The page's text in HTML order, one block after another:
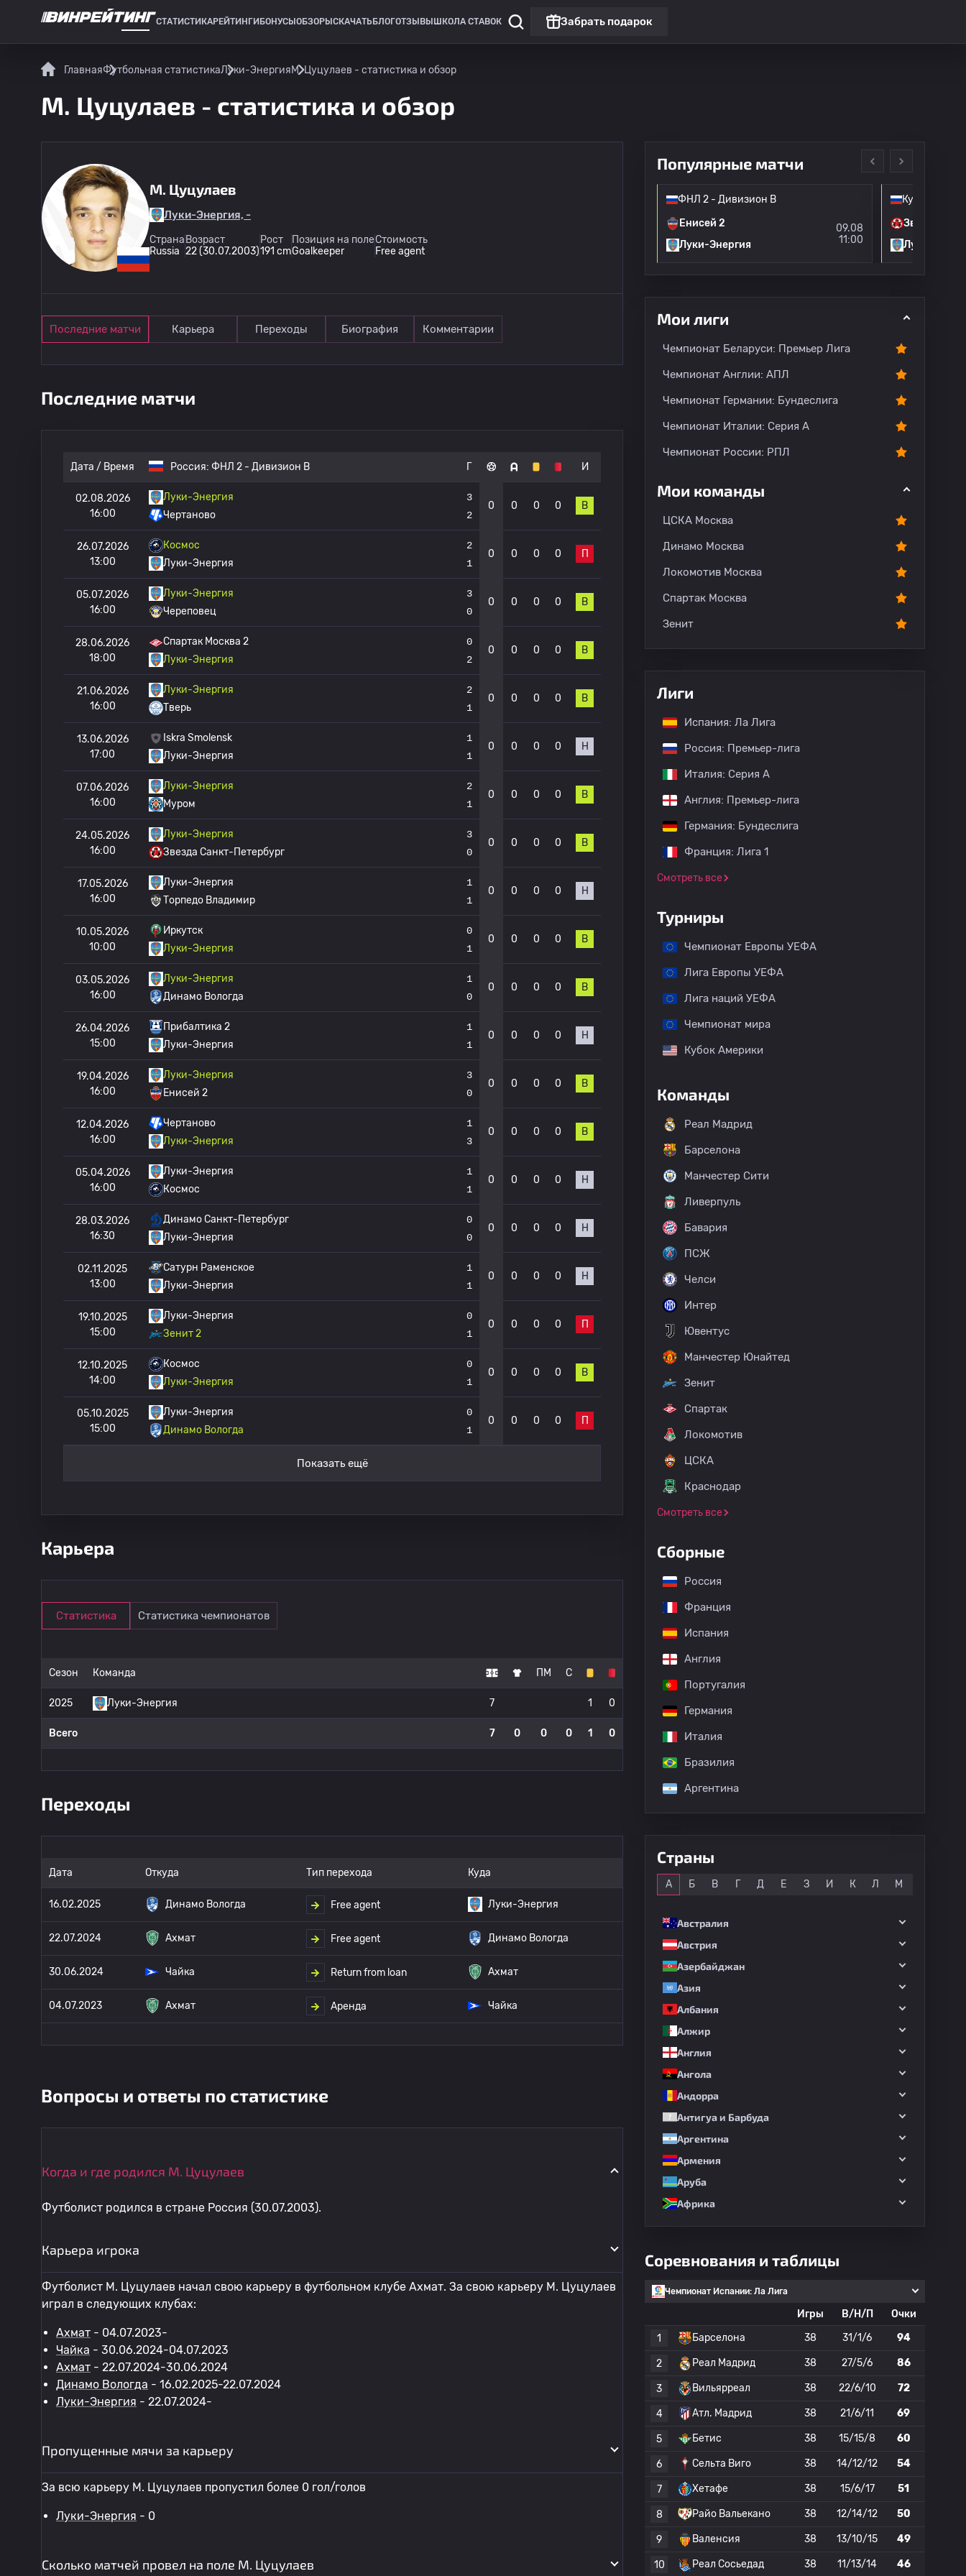
СТАТИСТИКАРЕЙТИНГИ БОНУСЫ ОБЗОРЫ СКАЧАТЬ БЛОГОТЗЫВЫ ШКОЛА СТАВОК Забрать подарок
ГлавнаяФутбольная статистикаЛуки-ЭнергияМ. Цуцулаев - статистика и обзор
М. Цуцулаев - статистика и обзор
М. Цуцулаев
Луки-Энергия, -
Страна
Russia
Возраст
22 (30.07.2003)
Рост
191 cm
Позиция на поле
Goalkeeper
Стоимость
Free agent
Последние матчи Карьера Переходы Биография Комментарии
Последние матчи
Дата / Время Россия: ФНЛ 2 - Дивизион B Г И
02.08.2026
16:00
Луки-Энергия
Чертаново
3
2
0 0 0 0 В
26.07.2026
13:00
Космос
Луки-Энергия
2
1
0 0 0 0 П
05.07.2026
16:00
Луки-Энергия
Череповец
3
0
0 0 0 0 В
28.06.2026
18:00
Спартак Москва 2
Луки-Энергия
0
2
0 0 0 0 В
21.06.2026
16:00
Луки-Энергия
Тверь
2
1
0 0 0 0 В
13.06.2026
17:00
Iskra Smolensk
Луки-Энергия
1
1
0 0 0 0 Н
07.06.2026
16:00
Луки-Энергия
Муром
2
1
0 0 0 0 В
24.05.2026
16:00
Луки-Энергия
Звезда Санкт-Петербург
3
0
0 0 0 0 В
17.05.2026
16:00
Луки-Энергия
Торпедо Владимир
1
1
0 0 0 0 Н
10.05.2026
10:00
Иркутск
Луки-Энергия
0
1
0 0 0 0 В
03.05.2026
16:00
Луки-Энергия
Динамо Вологда
1
0
0 0 0 0 В
26.04.2026
15:00
Прибалтика 2
Луки-Энергия
1
1
0 0 0 0 Н
19.04.2026
16:00
Луки-Энергия
Енисей 2
3
0
0 0 0 0 В
12.04.2026
16:00
Чертаново
Луки-Энергия
1
3
0 0 0 0 В
05.04.2026
16:00
Луки-Энергия
Космос
1
1
0 0 0 0 Н
28.03.2026
16:30
Динамо Санкт-Петербург
Луки-Энергия
0
0
0 0 0 0 Н
02.11.2025
13:00
Сатурн Раменское
Луки-Энергия
1
1
0 0 0 0 Н
19.10.2025
15:00
Луки-Энергия
Зенит 2
0
1
0 0 0 0 П
12.10.2025
14:00
Космос
Луки-Энергия
0
1
0 0 0 0 В
05.10.2025
15:00
Луки-Энергия
Динамо Вологда
0
1
0 0 0 0 П
Показать ещё
Карьера
Статистика Статистика чемпионатов
Сезон Команда ПМ С
2025 Луки-Энергия 7 1 0
Всего 7 0 0 0 1 0
Переходы
Дата Откуда Тип перехода Куда
16.02.2025 Динамо Вологда Free agent Луки-Энергия
22.07.2024 Ахмат Free agent Динамо Вологда
30.06.2024 Чайка Return from loan Ахмат
04.07.2023 Ахмат Аренда Чайка
Вопросы и ответы по статистике
Когда и где родился М. Цуцулаев
Футболист родился в стране Россия (30.07.2003).
Карьера игрока
Футболист М. Цуцулаев начал свою карьеру в футбольном клубе Ахмат. За свою карьеру М. Цуцулаев
играл в следующих клубах:
Ахмат - 04.07.2023-
Чайка - 30.06.2024-04.07.2023
Ахмат - 22.07.2024-30.06.2024
Динамо Вологда - 16.02.2025-22.07.2024
Луки-Энергия - 22.07.2024-
Пропущенные мячи за карьеру
За всю карьеру М. Цуцулаев пропустил более 0 гол/голов
Луки-Энергия - 0
Сколько матчей провел на поле М. Цуцулаев
Популярные матчи
ФНЛ 2 - Дивизион B
Енисей 2
Луки-Энергия
09.08
11:00
Кубок
Звезда
Луки-
Мои лиги
Чемпионат Беларуси: Премьер Лига
Чемпионат Англии: АПЛ
Чемпионат Германии: Бундеслига
Чемпионат Италии: Серия А
Чемпионат России: РПЛ
Мои команды
ЦСКА Москва
Динамо Москва
Локомотив Москва
Спартак Москва
Зенит
Лиги
Испания: Ла Лига
Россия: Премьер-лига
Италия: Серия А
Англия: Премьер-лига
Германия: Бундеслига
Франция: Лига 1
Смотреть все
Турниры
Чемпионат Европы УЕФА
Лига Европы УЕФА
Лига наций УЕФА
Чемпионат мира
Кубок Америки
Команды
Реал Мадрид
Барселона
Манчестер Сити
Ливерпуль
Бавария
ПСЖ
Челси
Интер
Ювентус
Манчестер Юнайтед
Зенит
Спартак
Локомотив
ЦСКА
Краснодар
Смотреть все
Сборные
Россия
Франция
Испания
Англия
Португалия
Германия
Италия
Бразилия
Аргентина
Страны
А Б В Г Д Е З И К Л М
Австралия
Австрия
Азербайджан
Азия
Албания
Алжир
Англия
Ангола
Андорра
Антигуа и Барбуда
Аргентина
Армения
Аруба
Африка
Соревнования и таблицы
Чемпионат Испании: Ла Лига
Игры В/Н/П
Очки
1
Барселона 38 31/1/6 94
2 Реал Мадрид 38 27/5/6 86
3 Вильярреал 38 22/6/10 72
4 Атл. Мадрид 38 21/6/11 69
5 Бетис 38 15/15/8 60
6 Сельта Виго 38 14/12/12 54
7 Хетафе 38 15/6/17 51
8 Райо Вальекано 38 12/14/12 50
9 Валенсия 38 13/10/15 49
10 Реал Сосьедад 38 11/13/14 46